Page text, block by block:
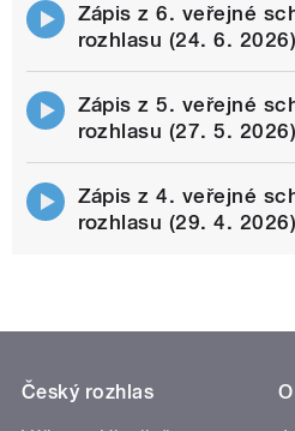
Zápis z 6. veřejné
rozhlasu (24. 6. 2026)
Zápis z 5. veřejné
rozhlasu (27. 5. 2026)
Zápis z 4. veřejné
rozhlasu (29. 4. 2026)
Český rozhlas